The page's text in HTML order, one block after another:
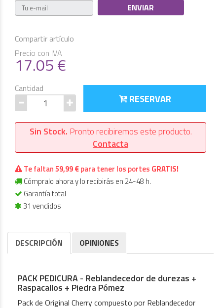
Compartir artículo
Precio con IVA
17.05€
Cantidad
RESERVAR
Sin Stock. Pronto recibiremos este producto.
Contacta
Te faltan59,99 €para tener los portes GRATIS!
Cómpralo ahora y lo recibirás en 24-48 h.
Garantía total
31 vendidos
DESCRIPCIÓN OPINIONES
PACK PEDICURA - Reblandecedor de durezas +
Raspacallos + Piedra Pómez
Pack de Original Cherry compuesto por Reblandecedor